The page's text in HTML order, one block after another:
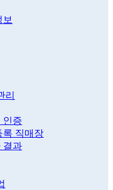
리
인증
록 직매장
결과